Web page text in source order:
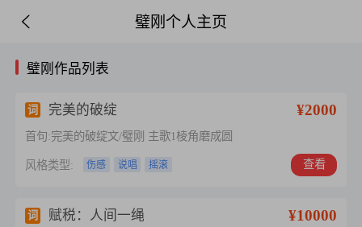
璧刚个人主页
璧刚作品列表
词 完美的破绽 ¥2000
首句:完美的破绽文/璧刚 主歌1棱角磨成圆
风格类型: 伤感 说唱 摇滚 查看
词 赋税：人间一绳 ¥10000